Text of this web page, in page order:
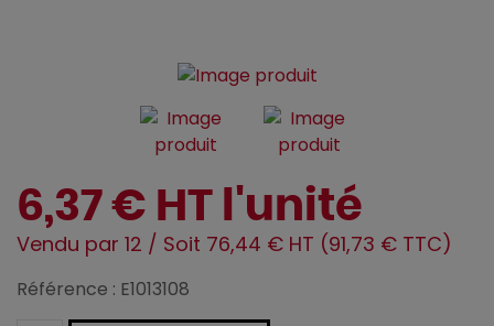
6,37 € HT l'unité
Vendu par 12 / Soit 76,44 € HT (91,73 € TTC)
Référence : E1013108